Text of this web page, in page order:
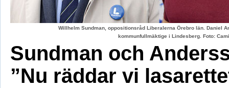
Willhelm Sundman, oppositionsråd Liberalerna Örebro län. Daniel
kommunfullmäktige i Lindesberg. Foto:
Sundman och
”Nu räddar vi